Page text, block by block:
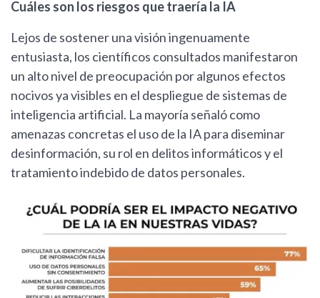
Cuáles son los riesgos que traería la IA
Lejos de sostener una visión ingenuamente
entusiasta, los científicos consultados manifestaron
un alto nivel de preocupación por algunos efectos
nocivos ya visibles en el despliegue de sistemas de
inteligencia artificial. La mayoría señaló como
amenazas concretas el uso de la IA para diseminar
desinformación, su rol en delitos informáticos y el
tratamiento indebido de datos personales.